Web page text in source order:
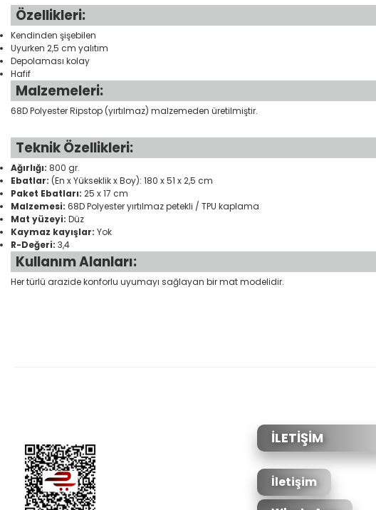
Özellikleri:
Kendinden şişebilen
Uyurken 2,5 cm yalıtım
Depolaması kolay
Hafif
Malzemeleri:
68D Polyester Ripstop (yırtılmaz) malzemeden üretilmiştir.
Teknik Özellikleri:
Ağırlığı: 800 gr.
Ebatlar: (En x Yükseklik x Boy): 180 x 51 x 2,5 cm
Paket Ebatları: 25 x 17 cm
Malzemesi: 68D Polyester yırtılmaz petekli / TPU kaplama
Mat yüzeyi: Düz
Kaymaz kayışlar: Yok
R-Değeri: 3,4
Kullanım Alanları:
Her türlü arazide konforlu uyumayı sağlayan bir mat modelidir.
Ürün fiyatı diğer sitelerden daha pahalı.
Bu ürüne benzer farklı alternatifler olmalı.
İLETİŞİM
İletişim